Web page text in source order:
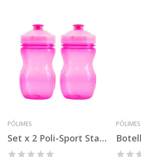
PÓLIMES
Set x 2 Poli-Sport Standard Clásica 0,375
PÓLIMES